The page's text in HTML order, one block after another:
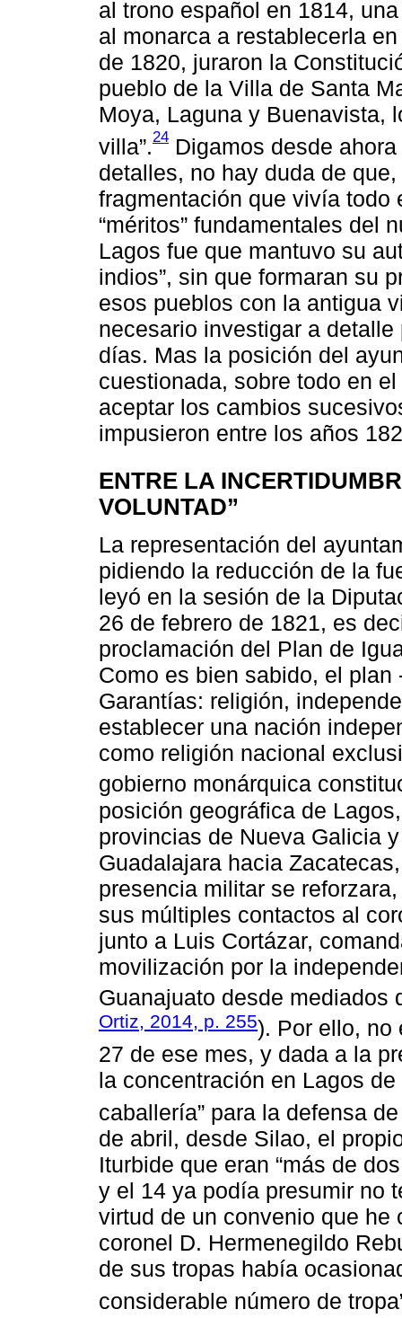
al trono español en 1814,
al monarca a restablecerla
de 1820, juraron la
pueblo de la Villa de Santa
Moya, Laguna y Buenavista,
villa”.24 Digamos desde
detalles, no hay duda de
fragmentación que vivía todo
“méritos” fundamentales del
Lagos fue que mantuvo su
indios”, sin que formaran su
esos pueblos con la antigua
necesario investigar a
días. Mas la posición del
cuestionada, sobre todo en
aceptar los cambios
impusieron entre los años
ENTRE LA
VOLUNTAD”
La representación del
pidiendo la reducción de la
leyó en la sesión de la
26 de febrero de 1821, es
proclamación del Plan de
Como es bien sabido, el
Garantías: religión,
establecer una nación
como religión nacional
gobierno monárquica
posición geográfica de
provincias de Nueva Galicia
Guadalajara hacia
presencia militar se
sus múltiples contactos al
junto a Luis Cortázar,
movilización por la
Guanajuato desde mediados
Ortiz, 2014, p. 255). Por ello, no
27 de ese mes, y dada a la
la concentración en Lagos
caballería” para la defensa
de abril, desde Silao, el
Iturbide que eran “más de
y el 14 ya podía presumir no
virtud de un convenio que he
coronel D. Hermenegildo
de sus tropas había
considerable número de